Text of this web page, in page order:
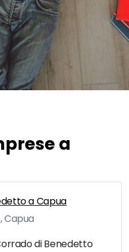
a
a Capua
Capua
di Benedetto